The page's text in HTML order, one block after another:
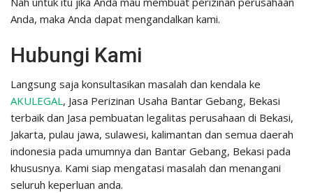
Anda, maka Anda dapat mengandalkan kami.
Hubungi Kami
Langsung saja konsultasikan masalah dan kendala ke
AKULEGAL, Jasa Perizinan Usaha Bantar Gebang, Bekasi
terbaik dan Jasa pembuatan legalitas perusahaan di Bekasi,
Jakarta, pulau jawa, sulawesi, kalimantan dan semua daerah
indonesia pada umumnya dan Bantar Gebang, Bekasi pada
khususnya. Kami siap mengatasi masalah dan menangani
seluruh keperluan anda.